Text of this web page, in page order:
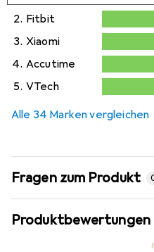
2. Fitbit
3. Xiaomi
4. Accutime
5. VTech
Alle 34 Marken vergleichen
Fragen zum Produkt
Produktbewertungen